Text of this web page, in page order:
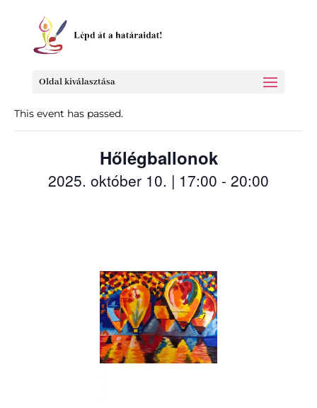
Oldal kiválasztása
« All Events
This event has passed.
Hőlégballonok
2025. október 10. | 17:00 - 20:00